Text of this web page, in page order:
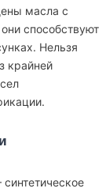
масла с
способствуют
Нельзя
крайней